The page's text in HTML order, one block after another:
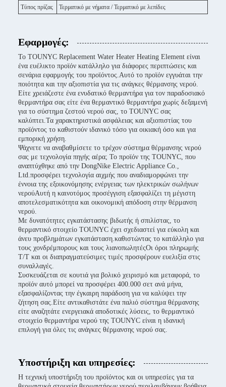
Τύπος πρίζας Τερματικό με νήματα / Τερματικό με λεπίδες
Εφαρμογές:
Το TOUNYC Replacement Water Heater Heating Element είναι
ένα ευέλικτο προϊόν κατάλληλο για διάφορες περιπτώσεις και
σενάρια εφαρμογής του προϊόντος.Αυτό το προϊόν εγγυάται την
ποιότητα και την αξιοπιστία για τις ανάγκες θέρμανσης νερού.
Είτε χρειάζεστε ένα ενυδατικό θερμαντήρα για τον παραδοσιακό
θερμαντήρα σας είτε ένα θερμαντικό θερμαντήρα χωρίς δεξαμενή
για το σύστημα ζεστού νερού σας, το TOUNYC σας
καλύπτει.Τα χαρακτηριστικά ασφάλειας και αξιοπιστίας του
προϊόντος το καθιστούν ιδανικό τόσο για οικιακή όσο και για
εμπορική χρήση.
Ψάχνετε να αναβαθμίσετε το τρέχον σύστημα θέρμανσης νερού
σας με τεχνολογία πηγής αέρα; Το προϊόν της TOUNYC, που
αναπτύχθηκε από την DongNike Electric Appliance Co.,
Ltd.προσφέρει τεχνολογία αιχμής που αναδιαμορφώνει την
έννοια της εξοικονόμησης ενέργειας των ηλεκτρικών σωλήνων
νερούΑυτή η καινοτόμος προσέγγιση εξασφαλίζει τη μέγιστη
αποτελεσματικότητα και οικονομική απόδοση στην θέρμανση
νερού.
Με δυνατότητες εγκατάστασης βιδωτής ή σπιλίστας, το
θερμαντικό στοιχείο TOUNYC έχει σχεδιαστεί για εύκολη και
άνευ προβλημάτων εγκατάσταση.καθιστώντας το κατάλληλο για
τους χονδρέμπορους και τους λιανοπωλητέςΟι όροι πληρωμής
T/T και οι διαπραγματεύσιμες τιμές προσφέρουν ευελιξία στις
συναλλαγές.
Συσκευάζεται σε κουτιά για βολικό χειρισμό και μεταφορά, το
προϊόν αυτό μπορεί να προσφέρει 400.000 σετ ανά μήνα,
εξασφαλίζοντας την έγκαιρη παράδοση για να καλύψει την
ζήτηση σας.Είτε αντικαθιστάτε ένα παλιό σύστημα θέρμανσης
είτε αναζητάτε ενεργειακά αποδοτικές λύσεις, το θερμαντικό
στοιχείο θερμαντήρα νερού της TOUNYC είναι η ιδανική
επιλογή για όλες τις ανάγκες θέρμανσης νερού σας.
Υποστήριξη και υπηρεσίες:
Η τεχνική υποστήριξη του προϊόντος και οι υπηρεσίες για τα